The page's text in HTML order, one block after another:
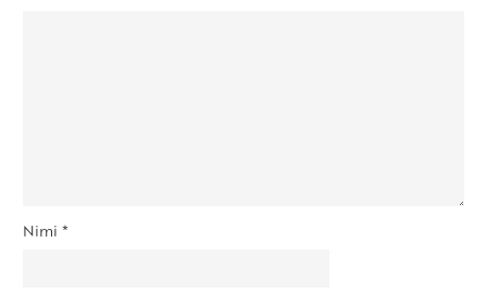
Nimi *